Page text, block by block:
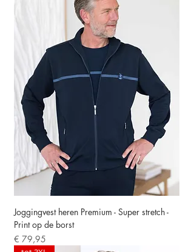
Joggingvest heren Premium - Super stretch -
Print op de borst
Prijs
€ 79,95